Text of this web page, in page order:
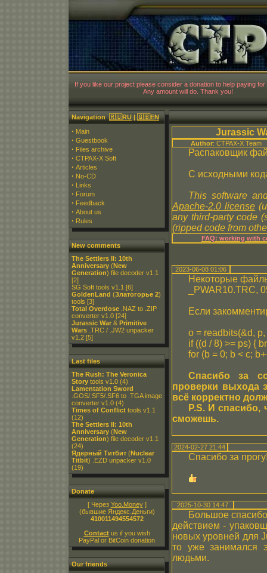
If you like our project please consider a donation to help paying for
Any amount will do. Thank you!
Navigation🇷🇺RU | 🇬🇧EN
· Main
· Guestbook
· Files archive
· CTPAX-X Soft
· Articles
· No-CD
· Links
· Forum
· Feedback
· About us
· Rules
New comments
The Settlers II: 10th
Anniversary (New
Generation) file decoder v1.1
[2]
SG Soft tools v1.1 [6]
GoldenLand (Златогорье 2)
tools [3]
Total Overdose .NAZ to .ZIP
converter v1.0 [24]
Jurassic War & Primitive
Wars .TRC / .JW2 unpacker
v1.2 [5]
Last files
The Rush: The Veronica
Story tools v1.0 (4)
Lamentation Sword
.GOS/.SF5/.SF6 to .TGA image
converter v1.0 (4)
Times of Conflict tools v1.1
(12)
The Settlers II: 10th
Anniversary (New
Generation) file decoder v1.1
(24)
Ядерный Титбит (Nuclear
Titbit) .EZD unpacker v1.0
(19)
Donate
[ Через Yoo.Money]
(бывшие Яндекс.Деньги)
410011494554572
Contactus if you wish
PayPal or BitCoin donation
Our friends
Jurassic
Author: CTPAX-X Team
Распаковщик
С исходными
This software
Apache-2.0 license
any third-party code
(ripped code from
FAQ: working with
2023-06-08 01:06
Некоторые
_PWAR10.TRC,
Если
o = readbits(&d, p,
if ((d / 8) >= ps) {
for (b = 0; b < c;
Спасибо за
проверки выхода
всё корректно
P.S. И спасибо,
сможешь.
2024-02-27 21:44
Спасибо за
2025-10-30 14:47
Большое
действием -
новых уровней для
то уже занимался
людьми.